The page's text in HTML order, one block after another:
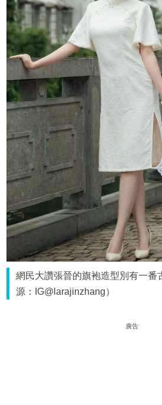
網民大讚張晉的旗袍造型別有一番
源：IG@larajinzhang）
廣告